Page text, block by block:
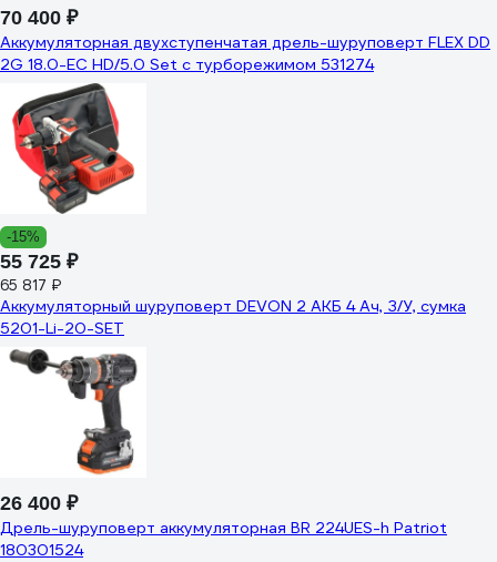
70 400 ₽
Аккумуляторная двухступенчатая дрель-шуруповерт FLEX DD
2G 18.0-EC HD/5.0 Set с турборежимом 531274
-15%
55 725 ₽
65 817 ₽
Аккумуляторный шуруповерт DEVON 2 АКБ 4 Ач, З/У, сумка
5201-Li-20-SET
26 400 ₽
Дрель-шуруповерт аккумуляторная BR 224UES-h Patriot
180301524